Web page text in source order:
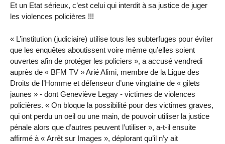
Et un Etat sérieux, c’est celui qui interdit à sa justice de juger
les violences policières !!!
« L’institution (judiciaire) utilise tous les subterfuges pour éviter
que les enquêtes aboutissent voire même qu’elles soient
ouvertes afin de protéger les policiers », a accusé vendredi
auprès de « BFM TV » Arié Alimi, membre de la Ligue des
Droits de l’Homme et défenseur d’une vingtaine de « gilets
jaunes » - dont Geneviève Legay - victimes de violences
policières. « On bloque la possibilité pour des victimes graves,
qui ont perdu un oeil ou une main, de pouvoir utiliser la justice
pénale alors que d’autres peuvent l’utiliser », a-t-il ensuite
affirmé à « Arrêt sur Images », déplorant qu’il n’y ait